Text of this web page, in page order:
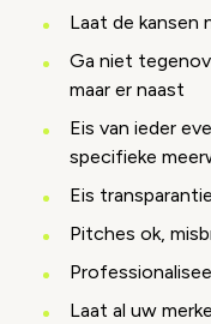
Laat de kansen
Ga niet
maar er naast
Eis van ieder
specifieke
Eis
Pitches ok,
Laat al uw